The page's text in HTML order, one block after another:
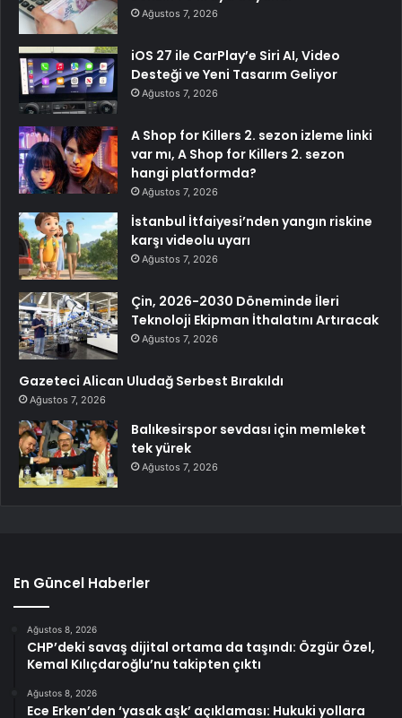
Ağustos 7, 2026
iOS 27 ile CarPlay’e Siri AI, Video
Desteği ve Yeni Tasarım Geliyor
Ağustos 7, 2026
A Shop for Killers 2. sezon izleme linki
var mı, A Shop for Killers 2. sezon
hangi platformda?
Ağustos 7, 2026
İstanbul İtfaiyesi’nden yangın riskine
karşı videolu uyarı
Ağustos 7, 2026
Çin, 2026-2030 Döneminde İleri
Teknoloji Ekipman İthalatını Artıracak
Ağustos 7, 2026
Gazeteci Alican Uludağ Serbest Bırakıldı
Ağustos 7, 2026
Balıkesirspor sevdası için memleket
tek yürek
Ağustos 7, 2026
En Güncel Haberler
Ağustos 8, 2026
CHP’deki savaş dijital ortama da taşındı: Özgür Özel,
Kemal Kılıçdaroğlu’nu takipten çıktı
Ağustos 8, 2026
Ece Erken’den ‘yasak aşk’ açıklaması: Hukuki yollara